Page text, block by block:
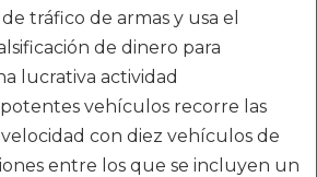
tráfico de armas y usa el
de dinero para
lucrativa actividad
vehículos recorre las
con diez vehículos de
entre los que se incluyen un